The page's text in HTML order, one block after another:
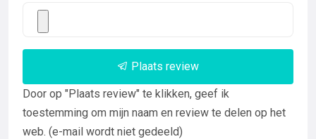
Plaats review
Door op "Plaats review" te klikken, geef ik
toestemming om mijn naam en review te delen op het
web. (e-mail wordt niet gedeeld)